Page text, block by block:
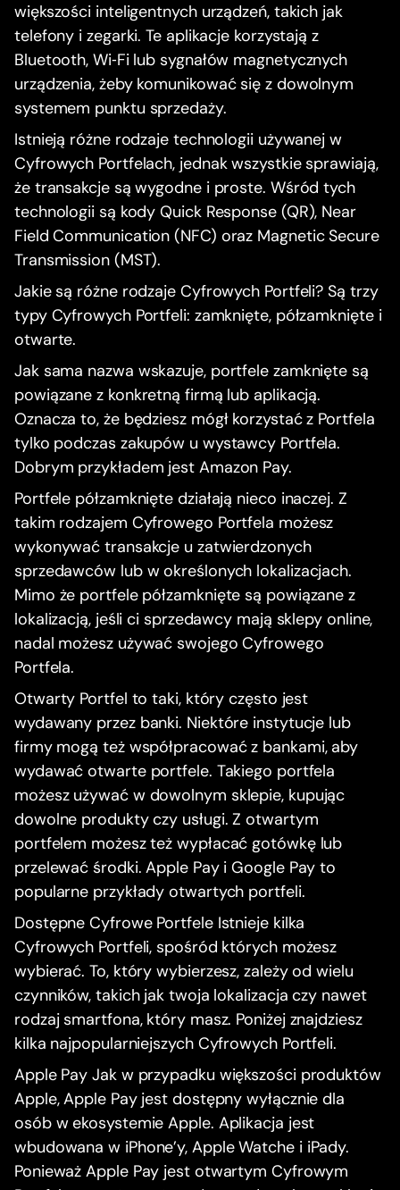
większości inteligentnych urządzeń, takich jak
telefony i zegarki. Te aplikacje korzystają z
Bluetooth, Wi‑Fi lub sygnałów magnetycznych
urządzenia, żeby komunikować się z dowolnym
systemem punktu sprzedaży.
Istnieją różne rodzaje technologii używanej w
Cyfrowych Portfelach, jednak wszystkie sprawiają,
że transakcje są wygodne i proste. Wśród tych
technologii są kody Quick Response (QR), Near
Field Communication (NFC) oraz Magnetic Secure
Transmission (MST).
Jakie są różne rodzaje Cyfrowych Portfeli? Są trzy
typy Cyfrowych Portfeli: zamknięte, półzamknięte i
otwarte.
Jak sama nazwa wskazuje, portfele zamknięte są
powiązane z konkretną firmą lub aplikacją.
Oznacza to, że będziesz mógł korzystać z Portfela
tylko podczas zakupów u wystawcy Portfela.
Dobrym przykładem jest Amazon Pay.
Portfele półzamknięte działają nieco inaczej. Z
takim rodzajem Cyfrowego Portfela możesz
wykonywać transakcje u zatwierdzonych
sprzedawców lub w określonych lokalizacjach.
Mimo że portfele półzamknięte są powiązane z
lokalizacją, jeśli ci sprzedawcy mają sklepy online,
nadal możesz używać swojego Cyfrowego
Portfela.
Otwarty Portfel to taki, który często jest
wydawany przez banki. Niektóre instytucje lub
firmy mogą też współpracować z bankami, aby
wydawać otwarte portfele. Takiego portfela
możesz używać w dowolnym sklepie, kupując
dowolne produkty czy usługi. Z otwartym
portfelem możesz też wypłacać gotówkę lub
przelewać środki. Apple Pay i Google Pay to
popularne przykłady otwartych portfeli.
Dostępne Cyfrowe Portfele Istnieje kilka
Cyfrowych Portfeli, spośród których możesz
wybierać. To, który wybierzesz, zależy od wielu
czynników, takich jak twoja lokalizacja czy nawet
rodzaj smartfona, który masz. Poniżej znajdziesz
kilka najpopularniejszych Cyfrowych Portfeli.
Apple Pay Jak w przypadku większości produktów
Apple, Apple Pay jest dostępny wyłącznie dla
osób w ekosystemie Apple. Aplikacja jest
wbudowana w iPhone’y, Apple Watche i iPady.
Ponieważ Apple Pay jest otwartym Cyfrowym